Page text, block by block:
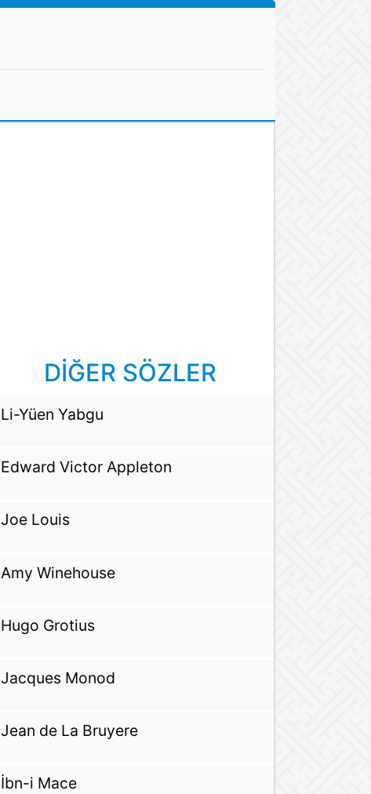
DİĞER SÖZLER
Li-Yüen Yabgu
Edward Victor Appleton
Joe Louis
Amy Winehouse
Hugo Grotius
Jacques Monod
Jean de La Bruyere
İbn-i Mace